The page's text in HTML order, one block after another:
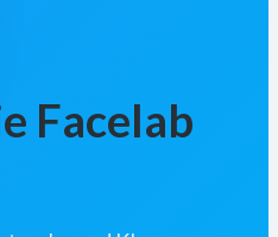
Facelab